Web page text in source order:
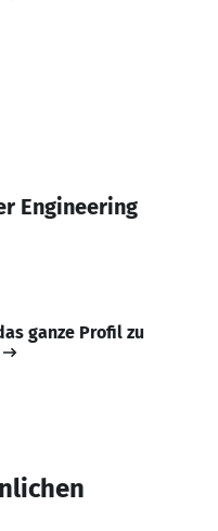
Engineering
ganze Profil zu